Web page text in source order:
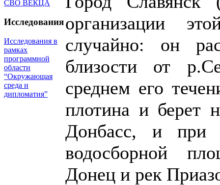
СВО ВЕКЦА
Исследования
Исследования в
рамках
программной
области
“Окружающая
среда и
дипломатия”
организации
случайно: он
близости от
среднем его
плотина и берет
Донбасс, и при
водосборной
Донец и рек